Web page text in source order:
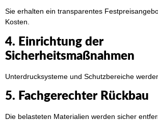
Sie erhalten ein transparentes
Kosten.
4. Einrichtung der
Sicherheitsmaßnahmen
Unterdrucksysteme und Schutzbereiche
5. Fachgerechter Rückbau
Die belasteten Materialien werden sicher